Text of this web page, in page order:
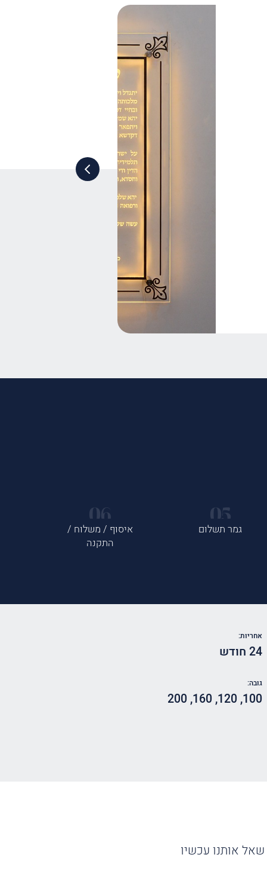
גמר תשלום
איסוף / משלוח /
התקנה
אחריות:
24 חודש
גובה:
100
,
120
,
160
,
200
שאל אותנו עכשיו